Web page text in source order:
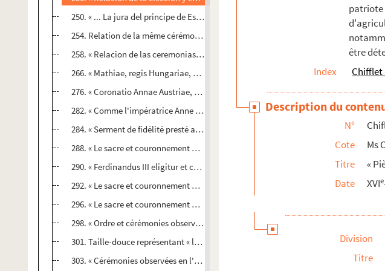
250. « ... La jura del principe de España, D. Phelipe terçero » (1584)
254. Relation de la même cérémonie, en langue française (1584)
258. « Relacion de las ceremonias... en la jura que se hizo al serenissimo principe D.
266. « Mathiae, regis Hungariae, electio in Romanorum regem » (1612)
276. « Coronatio Annae Austriae, conjugis Mathiae, Romanorum regis, electi
282. « Comme l'impératrice Anne d'Austriche, femme de l'empereur Mathias, fut
284. « Serment de fidélité presté au prince d'Espagne, Philippe quatriesme, par les
288. « Le sacre et couronnement de l'impératrice Léonore en reyne de Hongrie, à
290. « Ferdinandus III eligitur et coronatur rex Ungariae » (1625)
292. « Le sacre et couronnement du roy de Hongrie, Ferdinand III, en roy de Bohême,
296. « Le sacre et couronnement de l'impératrice Léonore en reyne de Bohême, à
298. « Ordre et cérémonies observées au sacre et couronnement de l'impératrice
301. Taille-douce représentant « l'élection du roy des Romains, Ferdinand III, l'an
303. « Cérémonies observées en l'élection du roy des Romains, Ferdinand III..., par
être
Index
Chifflet
Description du
N°
Cote
Ms
Titre
«
Date
XVIe
Division
Titre